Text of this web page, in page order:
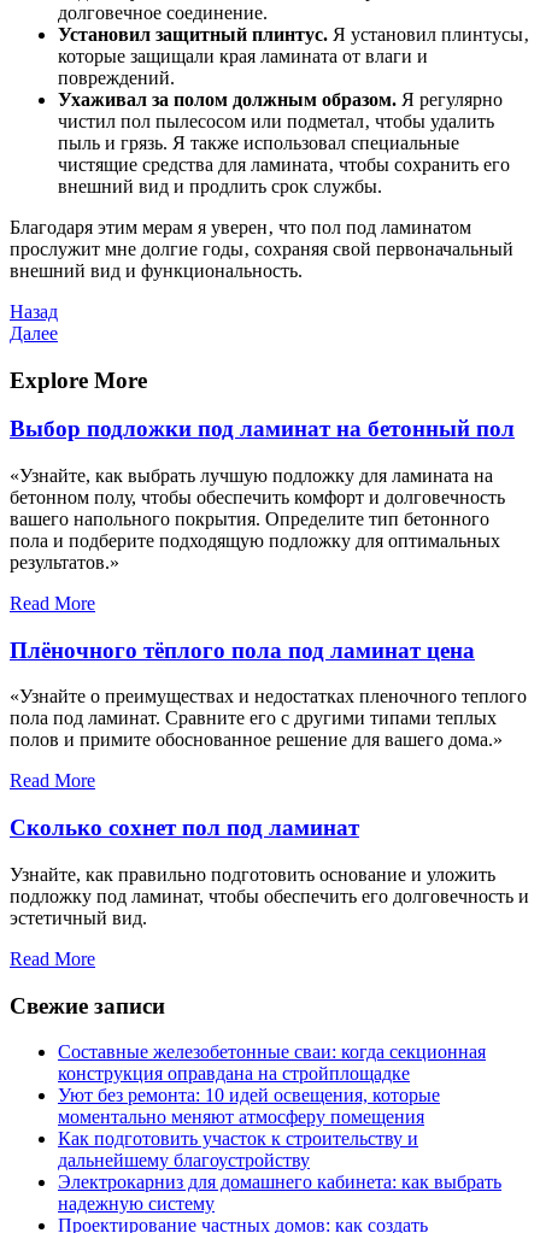
долговечное соединение.
Установил защитный плинтус. Я установил плинтусы‚
которые защищали края ламината от влаги и
повреждений.
Ухаживал за полом должным образом. Я регулярно
чистил пол пылесосом или подметал‚ чтобы удалить
пыль и грязь. Я также использовал специальные
чистящие средства для ламината‚ чтобы сохранить его
внешний вид и продлить срок службы.
Благодаря этим мерам я уверен‚ что пол под ламинатом
прослужит мне долгие годы‚ сохраняя свой первоначальный
внешний вид и функциональность.
Навигация
по
записям
Предыдущая
запись
Назад
Следующая
Далее
Explore More
Выбор подложки под ламинат на бетонный пол
«Узнайте, как выбрать лучшую подложку для ламината на
бетонном полу, чтобы обеспечить комфорт и долговечность
вашего напольного покрытия. Определите тип бетонного
пола и подберите подходящую подложку для оптимальных
результатов.»
Read More
Плёночного тёплого пола под ламинат цена
«Узнайте о преимуществах и недостатках пленочного теплого
пола под ламинат. Сравните его с другими типами теплых
полов и примите обоснованное решение для вашего дома.»
Read More
Сколько сохнет пол под ламинат
Узнайте, как правильно подготовить основание и уложить
подложку под ламинат, чтобы обеспечить его долговечность и
эстетичный вид.
Read More
Свежие записи
Составные железобетонные сваи: когда секционная
конструкция оправдана на стройплощадке
Уют без ремонта: 10 идей освещения, которые
моментально меняют атмосферу помещения
Как подготовить участок к строительству и
дальнейшему благоустройству
Электрокарниз для домашнего кабинета: как выбрать
надежную систему
Проектирование частных домов: как создать